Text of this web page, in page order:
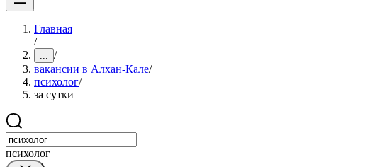
Главная
/
... /
вакансии в Алхан-Кале/
психолог/
за сутки
психолог